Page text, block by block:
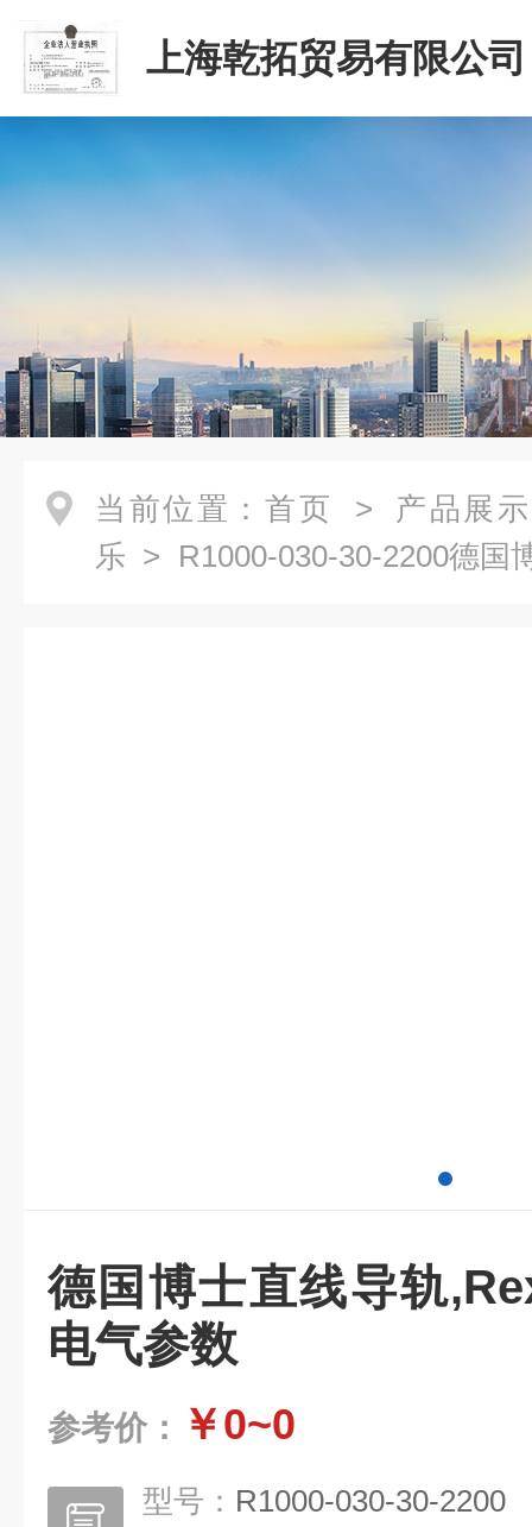
上海乾拓贸易有限公司
当前位置： 首页 > 产品展示
乐 > R1000-030-30-2200德国
德国博士直线导轨
电气参数
参考价： ￥0~0
型号： R1000-030-30-2200